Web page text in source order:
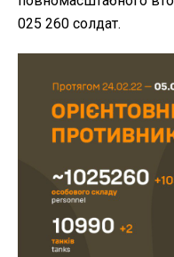
025 260 солдат.